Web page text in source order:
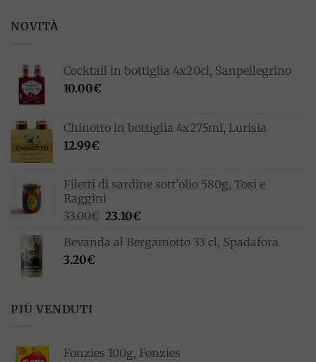
NOVITÀ
Cocktail in bottiglia 4x20cl, Sanpellegrino
10.00€
Chinotto in bottiglia 4x275ml, Lurisia
12.99€
Filetti di sardine sott'olio 580g, Tosi e
Raggini
33.00€ Il
originale
23.10€Il
attuale
Bevanda al Bergamotto 33 cl, Spadafora
3.20€
PIÙ VENDUTI
Fonzies 100g, Fonzies